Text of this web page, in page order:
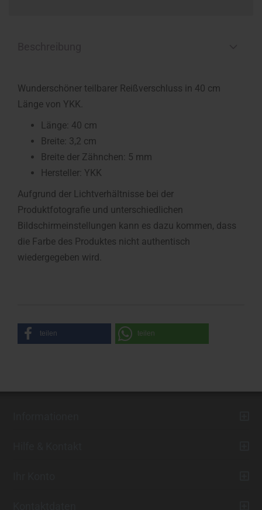
Wunderschöner teilbarer Reißverschluss in 40 cm
Länge von YKK.
Länge: 40 cm
Breite: 3,2 cm
Breite der Zähnchen: 5 mm
Hersteller: YKK
Aufgrund der Lichtverhältnisse bei der
Produktfotografie und unterschiedlichen
Bildschirmeinstellungen kann es dazu kommen, dass
die Farbe des Produktes nicht authentisch
wiedergegeben wird.
teilen teilen